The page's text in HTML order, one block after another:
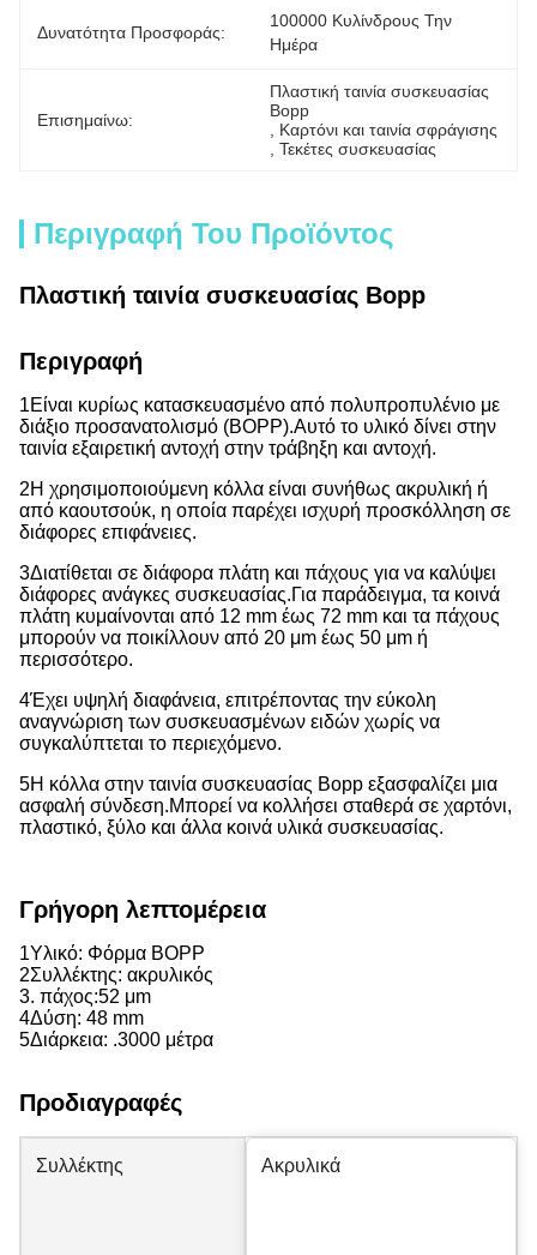
Δυνατότητα Προσφοράς:
100000 Κυλίνδρους Την
Ημέρα
Επισημαίνω:
Πλαστική ταινία συσκευασίας
Bopp
Καρτόνι και ταινία σφράγισης
Τεκέτες συσκευασίας
Περιγραφή Του Προϊόντος
Πλαστική ταινία συσκευασίας Bopp
Περιγραφή
1Είναι κυρίως κατασκευασμένο από πολυπροπυλένιο με
διάξιο προσανατολισμό (BOPP).Αυτό το υλικό δίνει στην
ταινία εξαιρετική αντοχή στην τράβηξη και αντοχή.
2Η χρησιμοποιούμενη κόλλα είναι συνήθως ακρυλική ή
από καουτσούκ, η οποία παρέχει ισχυρή προσκόλληση σε
διάφορες επιφάνειες.
3Διατίθεται σε διάφορα πλάτη και πάχους για να καλύψει
διάφορες ανάγκες συσκευασίας.Για παράδειγμα, τα κοινά
πλάτη κυμαίνονται από 12 mm έως 72 mm και τα πάχους
μπορούν να ποικίλλουν από 20 μm έως 50 μm ή
περισσότερο.
4Έχει υψηλή διαφάνεια, επιτρέποντας την εύκολη
αναγνώριση των συσκευασμένων ειδών χωρίς να
συγκαλύπτεται το περιεχόμενο.
5Η κόλλα στην ταινία συσκευασίας Bopp εξασφαλίζει μια
ασφαλή σύνδεση.Μπορεί να κολλήσει σταθερά σε χαρτόνι,
πλαστικό, ξύλο και άλλα κοινά υλικά συσκευασίας.
Γρήγορη λεπτομέρεια
1Υλικό: Φόρμα BOPP
2Συλλέκτης: ακρυλικός
3. πάχος:52 μm
4Δύση: 48 mm
5Διάρκεια: .3000 μέτρα
Προδιαγραφές
Συλλέκτης Ακρυλικά